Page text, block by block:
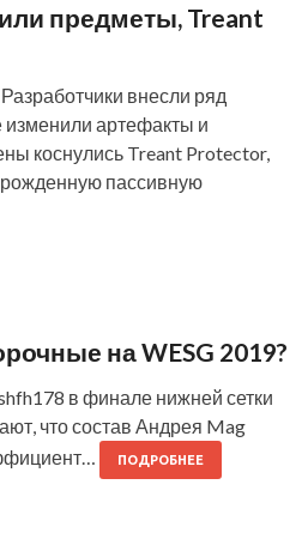
предметы, Treant
внесли ряд
изменили артефакты и
коснулись Treant Protector,
пассивную
на WESG 2019?
в финале нижней сетки
что состав Андрея Mag
ПОДРОБНЕЕ